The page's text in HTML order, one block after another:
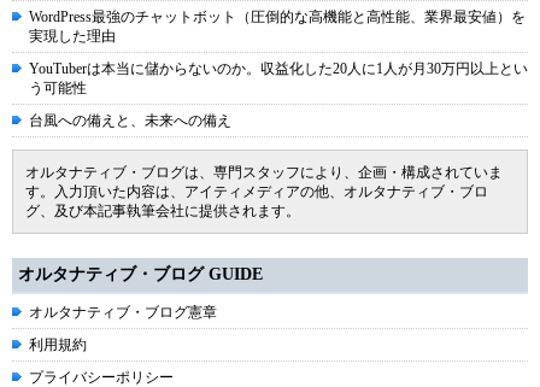
WordPress最強のチャットボット（圧倒的な高機能と高性能、業界最安値）を
実現した理由
YouTuberは本当に儲からないのか。収益化した20人に1人が月30万円以上とい
う可能性
台風への備えと、未来への備え
オルタナティブ・ブログは、専門スタッフにより、企画・構成されていま
す。入力頂いた内容は、アイティメディアの他、オルタナティブ・ブロ
グ、及び本記事執筆会社に提供されます。
オルタナティブ・ブログ GUIDE
オルタナティブ・ブログ憲章
利用規約
プライバシーポリシー